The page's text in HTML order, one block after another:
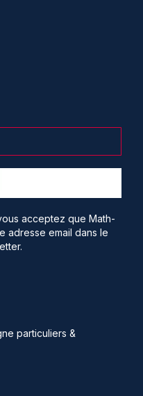
acceptez que Math-
adresse email dans le
particuliers &